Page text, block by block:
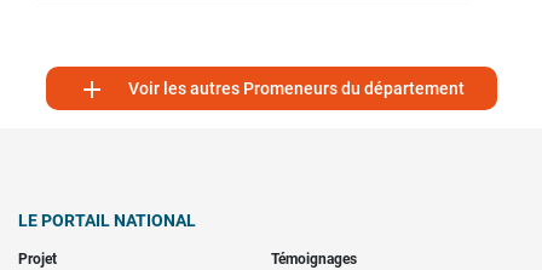
 Voir les autres Promeneurs du département
LE PORTAIL NATIONAL
Projet Témoignages